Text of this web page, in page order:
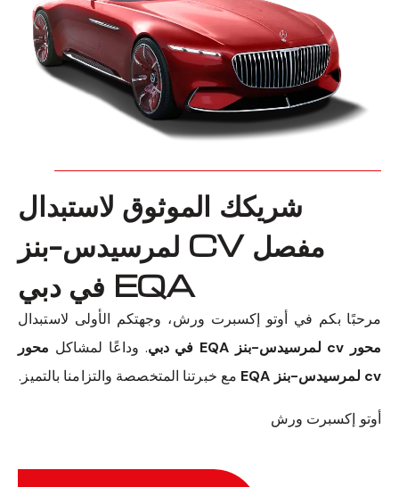
شريكك الموثوق لاستبدال
مفصل CV لمرسيدس-بنز
EQA في دبي
مرحبًا بكم في أوتو إكسبرت ورش، وجهتكم الأولى لاستبدال
محور cv لمرسيدس-بنز EQA في دبي
. وداعًا لمشاكل محور
cv لمرسيدس-بنز EQA
مع خبرتنا المتخصصة والتزامنا بالتميز.
أوتو إكسبرت ورش